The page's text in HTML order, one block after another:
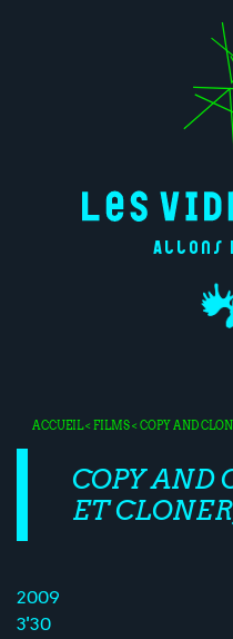
Allons
ACCUEIL< FILMS< COPY AND
COPY AND
ET
2009
3'30